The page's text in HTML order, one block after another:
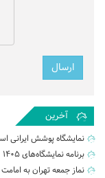
آخرین
نمایشگاه پوشش ایرانی
برنامه نمایشگاه‌های ۱۴۰۵
نماز جمعه تهران به